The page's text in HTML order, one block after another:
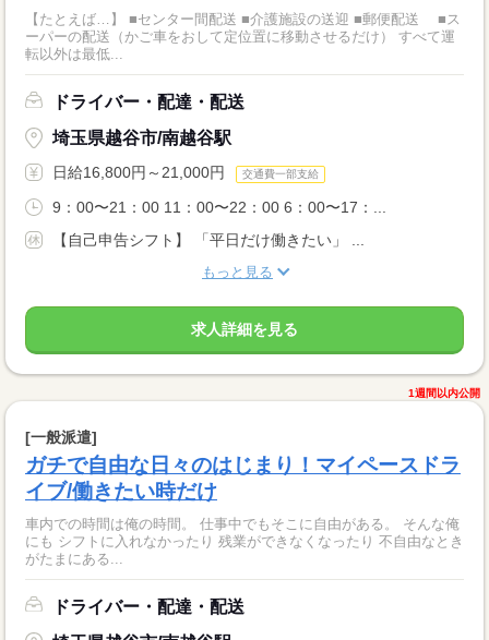
【たとえば…】 ■センター間配送 ■介護施設の送迎 ■郵便配送 ■ス
ーパーの配送（かご車をおして定位置に移動させるだけ） すべて運
転以外は最低...
ドライバー・配達・配送
埼玉県越谷市/南越谷駅
日給16,800円～21,000円 交通費一部支給
9：00〜21：00 11：00〜22：00 6：00〜17：...
【自己申告シフト】 「平日だけ働きたい」 ...
もっと見る
求人詳細を見る
1週間以内公開
[一般派遣]
ガチで自由な日々のはじまり！マイペースドラ
イブ/働きたい時だけ
車内での時間は俺の時間。 仕事中でもそこに自由がある。 そんな俺
にも シフトに入れなかったり 残業ができなくなったり 不自由なとき
がたまにある...
ドライバー・配達・配送